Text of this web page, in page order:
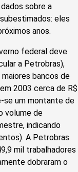
sobre a
eles
anos.
federal deve
a Petrobras),
bancos de
2003 cerca de R$
se um montante de
volume de
indicando
A Petrobras
mil trabalhadores
dobraram o